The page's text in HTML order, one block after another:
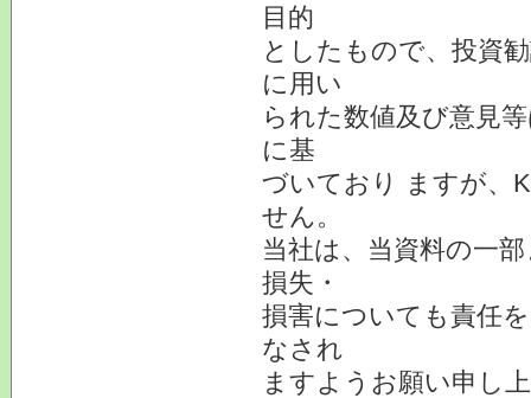
目的
としたもので、投資
に用い
られた数値及び意見
に基
づいており ますが、
せん。
当社は、当資料の一
損失・
損害についても責任
なされ
ますようお願い申し